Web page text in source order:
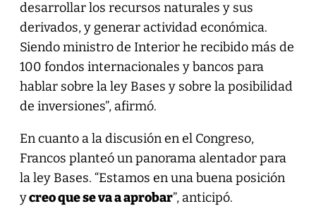
desarrollar los recursos naturales y sus
derivados, y generar actividad económica.
Siendo ministro de Interior he recibido más de
100 fondos internacionales y bancos para
hablar sobre la ley Bases y sobre la posibilidad
de inversiones”, afirmó.
En cuanto a la discusión en el Congreso,
Francos planteó un panorama alentador para
la ley Bases. “Estamos en una buena posición
ycreo que se va a aprobar”, anticipó.